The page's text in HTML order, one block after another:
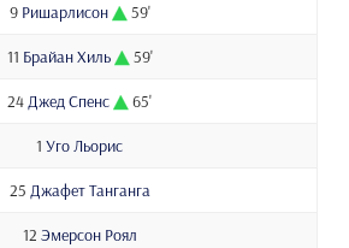
9 Ришарлисон 59'
11 Брайан Хиль 59'
24Джед Спенс 65'
1 Уго Льорис
25 Джафет Танганга
12 Эмерсон Роял